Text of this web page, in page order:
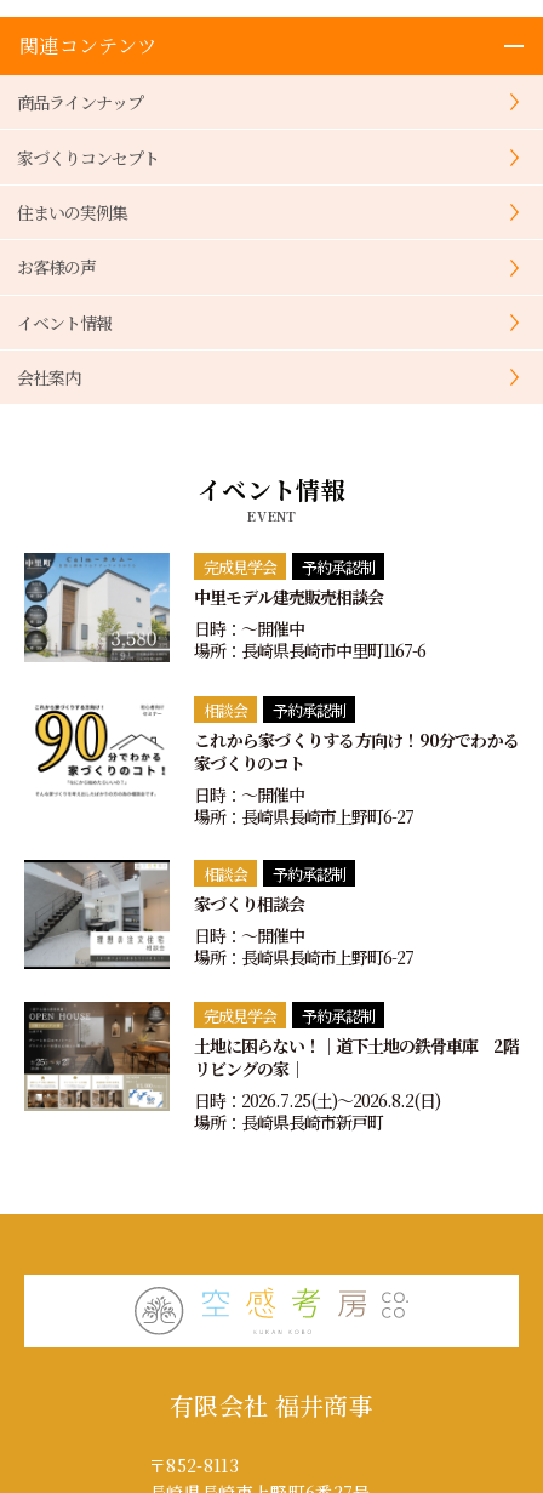
関連コンテンツ
商品ラインナップ
家づくりコンセプト
住まいの実例集
お客様の声
イベント情報
会社案内
イベント情報
EVENT
完成見学会 予約承認制
中里モデル建売販売相談会
日時：〜開催中
場所：長崎県長崎市中里町1167-6
相談会 予約承認制
これから家づくりする方向け！90分でわかる
家づくりのコト
日時：〜開催中
場所：長崎県長崎市上野町6-27
相談会 予約承認制
家づくり相談会
日時：〜開催中
場所：長崎県長崎市上野町6-27
完成見学会 予約承認制
土地に困らない！｜道下土地の鉄骨車庫 2階
リビングの家｜
日時：2026.7.25(土)〜2026.8.2(日)
場所：長崎県長崎市新戸町
有限会社 福井商事
〒852-8113